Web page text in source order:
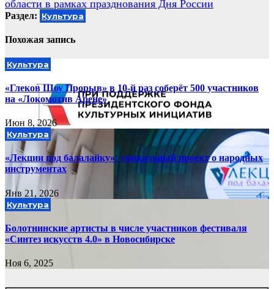
области в рамках празднования Дня России
Раздел: Культура
Похожая запись
Культура
«Глеков Шоу Прорыв» в 10-й раз соберёт 500 участников
на «Локомотив Арене»
Июн 8, 2026
Культура
«Лекции под балалайку»: уникальный проект о народных
инструментах
Янв 21, 2026
Культура
Болотнинские артисты в числе участников фестиваля
«Синтез искусств 4.0» в Новосибирске
Ноя 6, 2025